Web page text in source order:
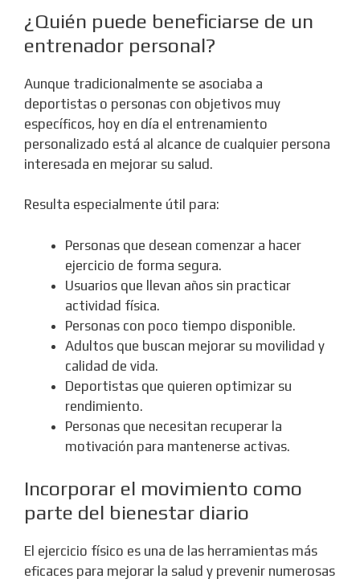
¿Quién puede beneficiarse de un
entrenador personal?
Aunque tradicionalmente se asociaba a
deportistas o personas con objetivos muy
específicos, hoy en día el entrenamiento
personalizado está al alcance de cualquier persona
interesada en mejorar su salud.
Resulta especialmente útil para:
Personas que desean comenzar a hacer
ejercicio de forma segura.
Usuarios que llevan años sin practicar
actividad física.
Personas con poco tiempo disponible.
Adultos que buscan mejorar su movilidad y
calidad de vida.
Deportistas que quieren optimizar su
rendimiento.
Personas que necesitan recuperar la
motivación para mantenerse activas.
Incorporar el movimiento como
parte del bienestar diario
El ejercicio físico es una de las herramientas más
eficaces para mejorar la salud y prevenir numerosas